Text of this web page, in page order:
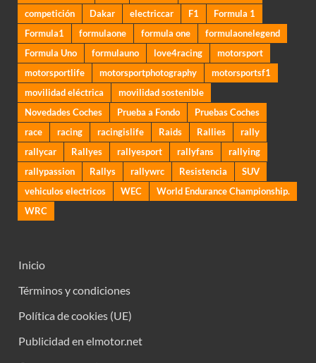
competición
Dakar electriccar F1
Formula 1
Formula1
formulaone formula one
formulaonelegend
Formula Uno
formulauno love4racing
motorsport
motorsportlife
motorsportphotography
motorsportsf1
movilidad eléctrica
movilidad sostenible
Novedades Coches
Prueba a Fondo
Pruebas Coches
race
racing racingislife Raids Rallies
rally
rallycar
Rallyes rallyesport rallyfans
rallying
rallypassion
Rallys rallywrc Resistencia
SUV
vehiculos electricos
WEC
World Endurance Championship.
WRC
Inicio
Términos y condiciones
Política de cookies (UE)
Publicidad en elmotor.net